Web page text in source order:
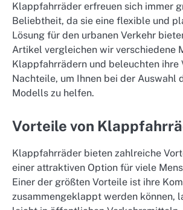
Klappfahrräder erfreuen sich immer
Beliebtheit, da sie eine flexible und
Lösung für den urbanen Verkehr
Artikel vergleichen wir verschiedene
Klappfahrrädern und beleuchten ihre
Nachteile, um Ihnen bei der Auswahl
Modells zu helfen.
Vorteile von
Klappfahrräder bieten zahlreiche
einer attraktiven Option für viele
Einer der größten Vorteile ist ihre
zusammengeklappt werden können,